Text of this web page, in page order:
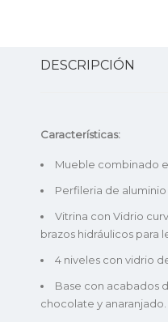
DESCRIPCIÓN
Características:
Mueble combinado
Perfileria de aluminio
Vitrina con Vidrio
brazos hidráulicos para
4 niveles con vidrio
Base con acabados
chocolate y anaranjado.